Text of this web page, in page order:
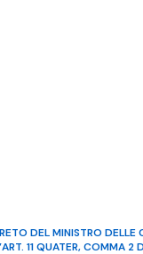
DEL MINISTRO
11 QUATER, COMMA